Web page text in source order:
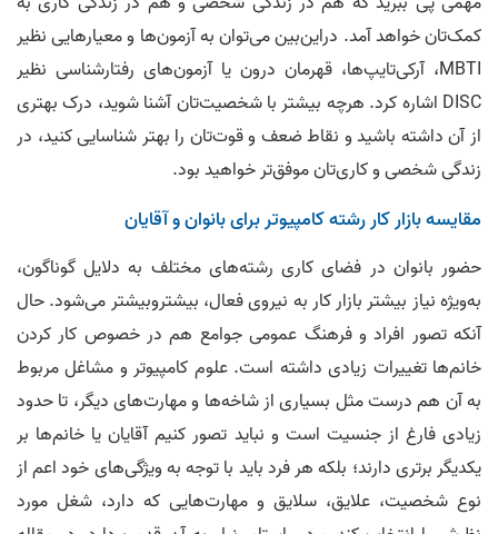
کمک‌تان خواهد آمد. دراین‌بین می‌توان به آزمون‌ها و معیارهایی نظیر
MBTI، آرکی‌تایپ‌ها، قهرمان درون یا آزمون‌های رفتارشناسی نظیر
DISC اشاره کرد. هرچه بیشتر با شخصیت‌تان آشنا شوید، درک بهتری
از آن داشته باشید و نقاط ضعف و قوت‌تان را بهتر شناسایی کنید، در
زندگی شخصی و کاری‌تان موفق‌تر خواهید بود.
مقایسه بازار کار رشته کامپیوتر برای بانوان و آقایان
حضور بانوان در فضای کاری رشته‌های مختلف به دلایل گوناگون،
به‌ویژه نیاز بیشتر بازار کار به نیروی فعال، بیشتر‌و‌بیشتر می‌شود. حال
آنکه تصور افراد و فرهنگ عمومی جوامع هم در خصوص کار کردن
خانم‌ها تغییرات زیادی داشته است. علوم کامپیوتر و مشاغل مربوط
به آن هم درست مثل بسیاری از شاخه‌ها و مهارت‌های دیگر، تا حدود
زیادی فارغ از جنسیت است و نباید تصور کنیم آقایان یا خانم‌ها بر
یکدیگر برتری دارند؛ بلکه هر فرد باید با توجه به ویژگی‌های خود اعم از
نوع شخصیت، علایق، سلایق و مهارت‌هایی که دارد، شغل مورد